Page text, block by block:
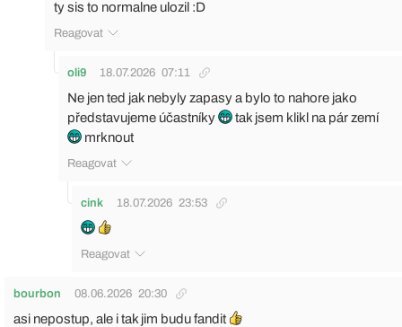
ty sis to normalne ulozil :D
Reagovat
oli9 18.07.2026 07:11
Ne jen ted jak nebyly zapasy a bylo to nahore jako
představujeme účastníky
tak jsem klikl na pár zemí
mrknout
Reagovat
cink 18.07.2026 23:53
Reagovat
bourbon 08.06.2026 20:30
asi nepostup, ale i tak jim budu fandit